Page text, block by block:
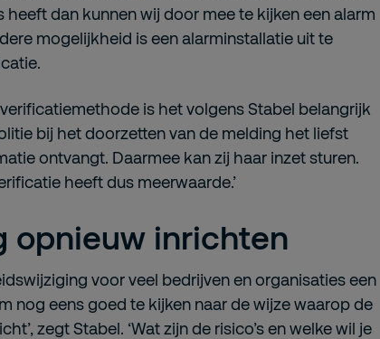
heeft dan kunnen wij door mee te kijken een alarm
mogelijkheid is een alarminstallatie uit te
is het volgens Stabel belangrijk
bij het doorzetten van de melding het liefst
ontvangt. Daarmee kan zij haar inzet sturen.
heeft dus meerwaarde.’
opnieuw inrichten
voor veel bedrijven en organisaties een
nog eens goed te kijken naar de wijze waarop de
zegt Stabel. ‘Wat zijn de risico’s en welke wil je